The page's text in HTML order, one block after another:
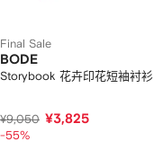
Final Sale
BODE
Storybook 花卉印花短袖衬衫
¥9,050 ¥3,825
-55%